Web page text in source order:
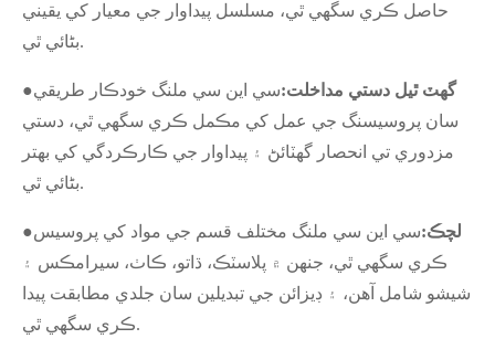
حاصل ڪري سگهي ٿي، مسلسل پيداوار جي معيار کي يقيني
بڻائي ٿي.
● گھٽ ٿيل دستي مداخلت:سي اين سي ملنگ خودڪار طريقي
سان پروسيسنگ جي عمل کي مڪمل ڪري سگهي ٿي، دستي
مزدوري تي انحصار گهٽائڻ ۽ پيداوار جي ڪارڪردگي کي بهتر
بڻائي ٿي.
● لچڪ:سي اين سي ملنگ مختلف قسم جي مواد کي پروسيس
ڪري سگهي ٿي، جنهن ۾ پلاسٽڪ، ڌاتو، ڪاٺ، سيرامڪس ۽
شيشو شامل آهن، ۽ ڊيزائن جي تبديلين سان جلدي مطابقت پيدا
ڪري سگهي ٿي.